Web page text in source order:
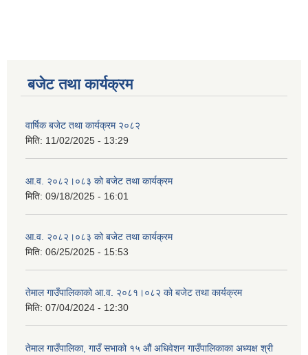
बजेट तथा कार्यक्रम
वार्षिक बजेट तथा कार्यक्रम २०८२
मिति: 11/02/2025 - 13:29
आ.व. २०८२।०८३ को बजेट तथा कार्यक्रम
मिति: 09/18/2025 - 16:01
आ.व. २०८२।०८३ को बजेट तथा कार्यक्रम
मिति: 06/25/2025 - 15:53
तेमाल गाउँपालिकाको आ.व. २०८१।०८२ को बजेट तथा कार्यक्रम
मिति: 07/04/2024 - 12:30
तेमाल गाउँपालिका, गाउँ सभाको १५ औं अधिवेशन गाउँपालिकाका अध्यक्ष श्री